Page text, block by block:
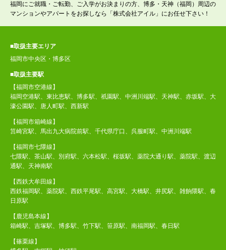
福岡にご就職・ご転勤、ご入学がお決まりの方、博多・天神（福岡）周辺の
マンションやアパートをお探しなら「株式会社アイル」にお任せ下さい！
■取扱主要エリア
福岡市中央区・博多区
■取扱主要駅
【福岡市空港線】
福岡空港駅、東比恵駅、博多駅、祇園駅、中洲川端駅、天神駅、赤坂駅、大
濠公園駅、唐人町駅、西新駅
【福岡市箱崎線】
筥崎宮駅、馬出九大病院前駅、千代県庁口、呉服町駅、中洲川端駅
【福岡市七隈線】
七隈駅、茶山駅、別府駅、六本松駅、桜坂駅、薬院大通り駅、薬院駅、渡辺
通駅、天神南駅
【西鉄大牟田線】
西鉄福岡駅、薬院駅、西鉄平尾駅、高宮駅、大橋駅、井尻駅、雑餉隈駅、春
日原駅
【鹿児島本線】
箱崎駅、吉塚駅、博多駅、竹下駅、笹原駅、南福岡駅、春日駅
【篠栗線】